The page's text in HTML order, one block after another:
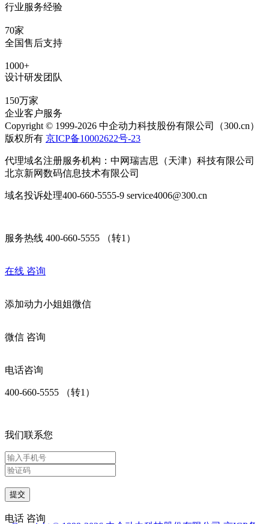
行业服务经验
70家
全国售后支持
1000+
设计研发团队
150万家
企业客户服务
Copyright © 1999-2026 中企动力科技股份有限公司（300.cn）
版权所有 京ICP备10002622号-23
代理域名注册服务机构：中网瑞吉思（天津）科技有限公司
北京新网数码信息技术有限公司
域名投诉处理400-660-5555-9 service4006@300.cn
服务热线 400-660-5555 （转1）
在线 咨询
添加动力小姐姐微信
微信 咨询
电话咨询
400-660-5555 （转1）
我们联系您
提交
电话 咨询